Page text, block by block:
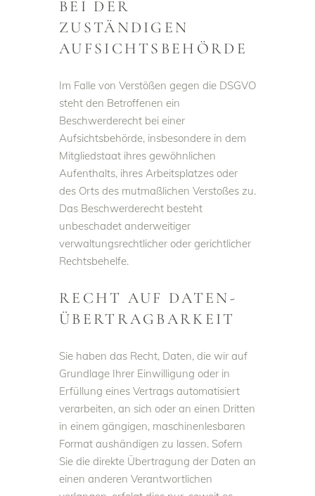
BEI DER
ZUSTÄNDIGEN
AUFSICHTS­BEHÖRDE
Im Falle von Verstößen gegen die DSGVO
steht den Betroffenen ein
Beschwerderecht bei einer
Aufsichtsbehörde, insbesondere in dem
Mitgliedstaat ihres gewöhnlichen
Aufenthalts, ihres Arbeitsplatzes oder
des Orts des mutmaßlichen Verstoßes zu.
Das Beschwerderecht besteht
unbeschadet anderweitiger
verwaltungsrechtlicher oder gerichtlicher
Rechtsbehelfe.
RECHT AUF DATEN­
ÜBERTRAG­BARKEIT
Sie haben das Recht, Daten, die wir auf
Grundlage Ihrer Einwilligung oder in
Erfüllung eines Vertrags automatisiert
verarbeiten, an sich oder an einen Dritten
in einem gängigen, maschinenlesbaren
Format aushändigen zu lassen. Sofern
Sie die direkte Übertragung der Daten an
einen anderen Verantwortlichen